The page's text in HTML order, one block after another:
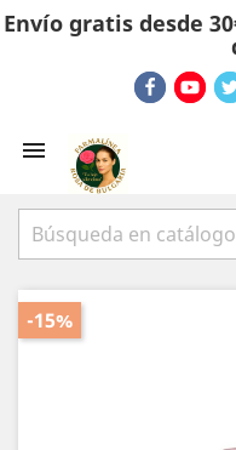
Envío gratis desde

-15%